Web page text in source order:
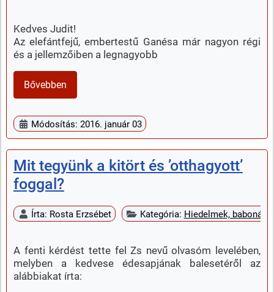
Kedves Judit!
Az elefántfejű, embertestű Ganésa már nagyon régi
és a jellemzőiben a legnagyobb
Bővebben
Módosítás: 2016. január 03
Mit tegyünk a kitört és ’otthagyott’
foggal?
Írta: Rosta Erzsébet Kategória: Hiedelmek, babonák
A fenti kérdést tette fel Zs nevű olvasóm levelében,
melyben a kedvese édesapjának balesetéről az
alábbiakat írta: